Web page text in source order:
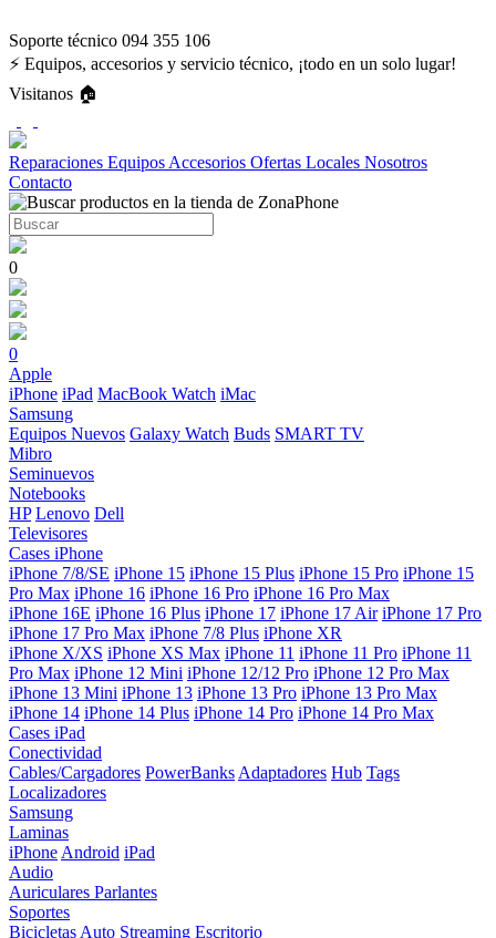
Soporte técnico 094 355 106
⚡ Equipos, accesorios y servicio técnico, ¡todo en un solo lugar!
Visitanos 🏠
Reparaciones Equipos Accesorios Ofertas Locales Nosotros
Contacto
0
0
Apple
iPhone iPad MacBook Watch iMac
Samsung
Equipos Nuevos Galaxy Watch Buds SMART TV
Mibro
Seminuevos
Notebooks
HP Lenovo Dell
Televisores
Cases iPhone
iPhone 7/8/SE iPhone 15 iPhone 15 Plus iPhone 15 Pro iPhone 15
Pro Max iPhone 16 iPhone 16 Pro iPhone 16 Pro Max
iPhone 16E iPhone 16 Plus iPhone 17 iPhone 17 Air iPhone 17 Pro
iPhone 17 Pro Max iPhone 7/8 Plus iPhone XR
iPhone X/XS iPhone XS Max iPhone 11 iPhone 11 Pro iPhone 11
Pro Max iPhone 12 Mini iPhone 12/12 Pro iPhone 12 Pro Max
iPhone 13 Mini iPhone 13 iPhone 13 Pro iPhone 13 Pro Max
iPhone 14 iPhone 14 Plus iPhone 14 Pro iPhone 14 Pro Max
Cases iPad
Conectividad
Cables/Cargadores PowerBanks Adaptadores Hub Tags
Localizadores
Samsung
Laminas
iPhone Android iPad
Audio
Auriculares Parlantes
Soportes
Bicicletas Auto Streaming Escritorio